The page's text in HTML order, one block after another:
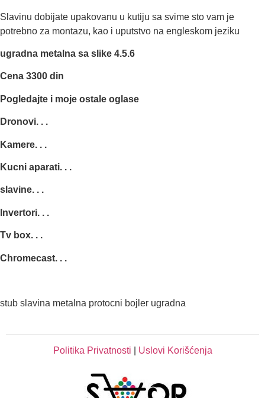
Slavinu dobijate upakovanu u kutiju sa svime sto vam je
potrebno za montazu, kao i uputstvo na engleskom jeziku
ugradna metalna sa slike 4.5.6
Cena 3300 din
Pogledajte i moje ostale oglase
Dronovi. . .
Kamere. . .
Kucni aparati. . .
slavine. . .
Invertori. . .
Tv box. . .
Chromecast. . .
stub slavina metalna protocni bojler ugradna
Politika Privatnosti Uslovi Korišćenja